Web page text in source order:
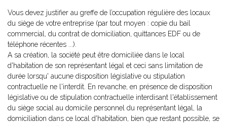
Vous devez justifier au greffe de l’occupation régulière des locaux
du siège de votre entreprise (par tout moyen : copie du bail
commercial, du contrat de domiciliation, quittances EDF ou de
téléphone récentes ...).
A sa création, la société peut être domiciliée dans le local
d'habitation de son représentant légal et ceci sans limitation de
durée lorsqu' aucune disposition législative ou stipulation
contractuelle ne l'interdit. En revanche, en présence de disposition
législative ou de stipulation contractuelle interdisant l'établissement
du siège social au domicile personnel du représentant légal, la
domiciliation dans ce local d'habitation, bien que restant possible, se